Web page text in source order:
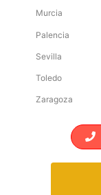
Murcia
Palencia
Sevilla
Toledo
Zaragoza